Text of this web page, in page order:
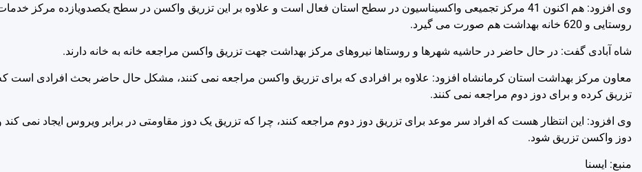
وی افزود: هم اکنون 41 مرکز تجمیعی واکسیناسیون در سطح استان فعال است و علاوه بر این تزریق واکسن در سطح یکصدویازده مرکز
روستایی و 620 خانه بهداشت هم صورت می گیرد.
شاه آبادی گفت: در حال حاضر در حاشیه شهرها و روستاها نیروهای مرکز بهداشت جهت تزریق واکسن مراجعه خانه به خانه دارند.
معاون مرکز بهداشت استان کرمانشاه افزود: علاوه بر افرادی که برای تزریق واکسن مراجعه نمی کنند، مشکل حال حاضر بحث افرادی است
تزریق کرده و برای دوز دوم مراجعه نمی کنند.
وی افزود: این انتظار هست که افراد سر موعد برای تزریق دوز دوم مراجعه کنند، چرا که تزریق یک دوز مقاومتی در برابر ویروس ایجاد نمی کند
دوز واکسن تزریق شود.
منبع: ايسنا